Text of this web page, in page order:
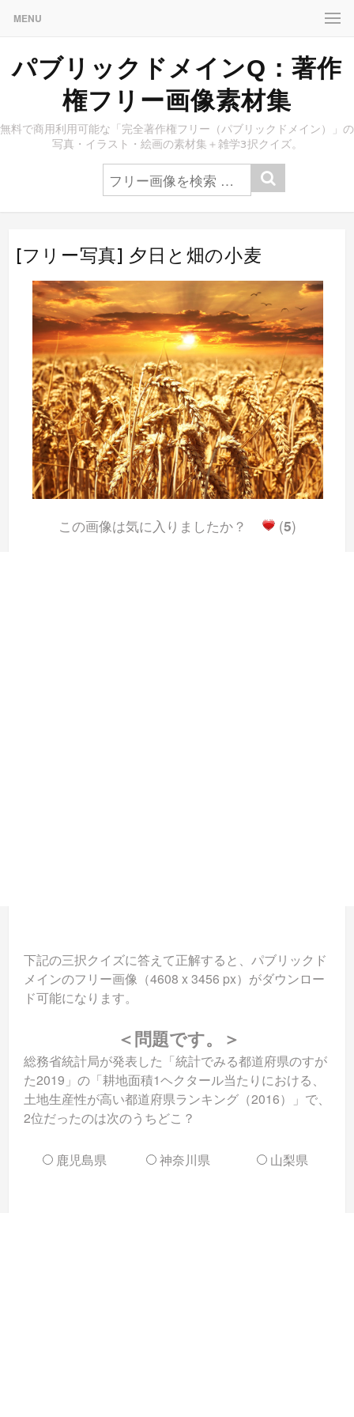
MENU
パブリックドメインQ：著作
権フリー画像素材集
無料で商用利用可能な「完全著作権フリー（パブリックドメイン）」の
写真・イラスト・絵画の素材集＋雑学3択クイズ。
[フリー写真] 夕日と畑の小麦
この画像は気に入りましたか？ (5)
下記の三択クイズに答えて正解すると、パブリックド
メインのフリー画像（4608 x 3456 px）がダウンロー
ド可能になります。
＜問題です。＞
総務省統計局が発表した「統計でみる都道府県のすが
た2019」の「耕地面積1ヘクタール当たりにおける、
土地生産性が高い都道府県ランキング（2016）」で、
2位だったのは次のうちどこ？
鹿児島県 神奈川県 山梨県